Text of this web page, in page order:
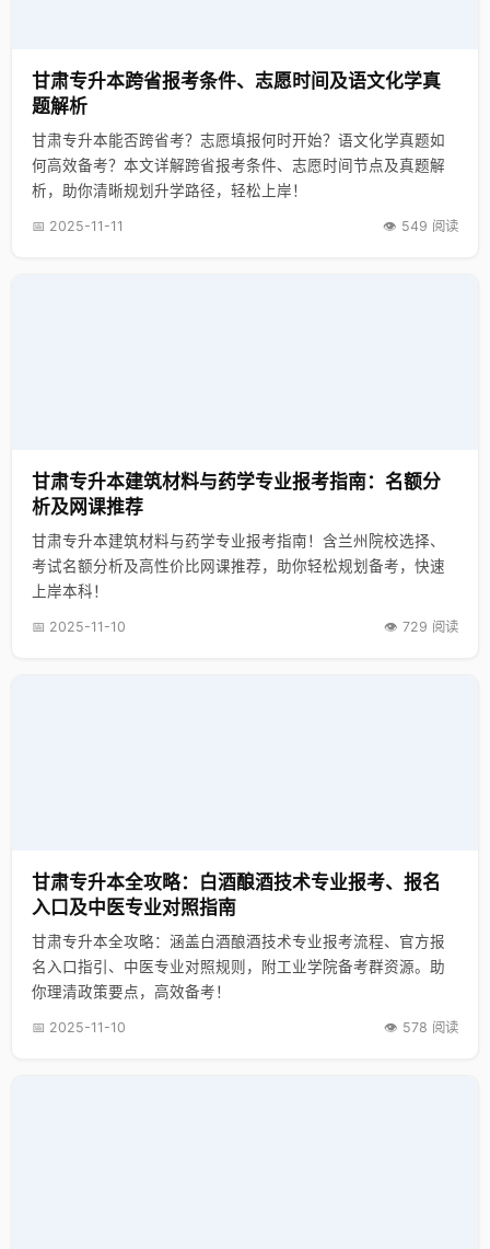
甘肃专升本跨省报考条件、志愿时间及语文化学真
题解析
甘肃专升本能否跨省考？志愿填报何时开始？语文化学真题如
何高效备考？本文详解跨省报考条件、志愿时间节点及真题解
析，助你清晰规划升学路径，轻松上岸！
📅 2025-11-11 👁️ 549 阅读
甘肃专升本建筑材料与药学专业报考指南：名额分
析及网课推荐
甘肃专升本建筑材料与药学专业报考指南！含兰州院校选择、
考试名额分析及高性价比网课推荐，助你轻松规划备考，快速
上岸本科！
📅 2025-11-10 👁️ 729 阅读
甘肃专升本全攻略：白酒酿酒技术专业报考、报名
入口及中医专业对照指南
甘肃专升本全攻略：涵盖白酒酿酒技术专业报考流程、官方报
名入口指引、中医专业对照规则，附工业学院备考群资源。助
你理清政策要点，高效备考！
📅 2025-11-10 👁️ 578 阅读